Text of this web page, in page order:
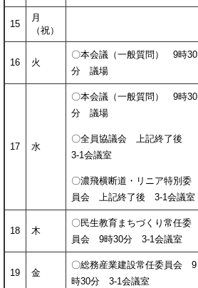
15
月
（祝）
16 火
〇本会議（一般質問） 9時30
分 議場
17 水
〇本会議（一般質問） 9時30
分 議場
〇全員協議会 上記終了後
3-1会議室
〇濃飛横断道・リニア特別委
員会 上記終了後 3-1会議室
18 木
〇民生教育まちづくり常任委
員会 9時30分 3-1会議室
19 金
〇総務産業建設常任委員会 9
時30分 3-1会議室